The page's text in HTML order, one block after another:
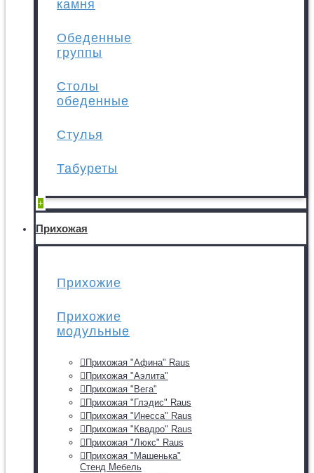
камня
Обеденные
группы
Столы
обеденные
Стулья
Табуреты
+
Прихожая
Прихожие
Прихожие
модульные
Прихожая "Афина" Raus
Прихожая "Аэлита"
Прихожая "Вега"
Прихожая "Глэдис" Raus
Прихожая "Инесса" Raus
Прихожая "Квадро" Raus
Прихожая "Люкс" Raus
Прихожая "Машенька"
Стенд Мебель